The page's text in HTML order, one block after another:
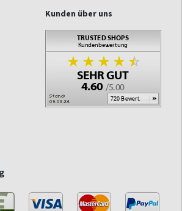
Kunden über uns